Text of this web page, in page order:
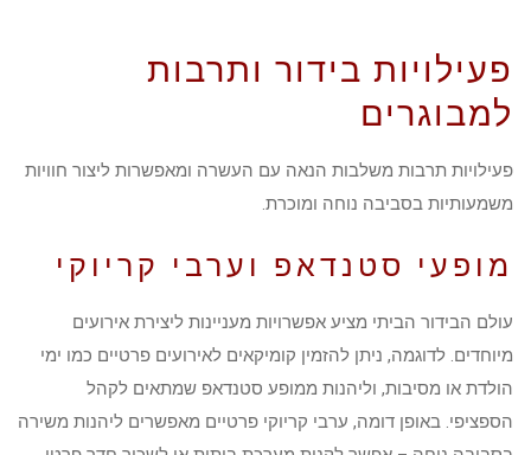
פעילויות בידור ותרבות
למבוגרים
פעילויות תרבות משלבות הנאה עם העשרה ומאפשרות ליצור חוויות
משמעותיות בסביבה נוחה ומוכרת.
מופעי סטנדאפ וערבי קריוקי
עולם הבידור הביתי מציע אפשרויות מעניינות ליצירת אירועים
מיוחדים. לדוגמה, ניתן להזמין קומיקאים לאירועים פרטיים כמו ימי
הולדת או מסיבות, וליהנות ממופע סטנדאפ שמתאים לקהל
הספציפי. באופן דומה, ערבי קריוקי פרטיים מאפשרים ליהנות משירה